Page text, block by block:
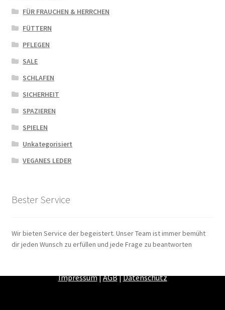
FÜR FRAUCHEN & HERRCHEN
FÜTTERN
PFLEGEN
SALE
SCHLAFEN
SICHERHEIT
SPAZIEREN
SPIELEN
Unkategorisiert
VEGANES LEDER
Bester Service
Wir bieten Service der begeistert. Unser Team ist immer bemüht
dir jeden Wunsch zu erfüllen und jede Frage zu beantworten
Impressum|AGB|Datenschutz